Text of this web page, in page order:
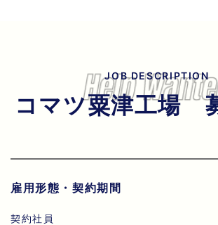
JOB DESCRIPTION
コマツ粟津工場
雇用形態・契約期間
契約社員